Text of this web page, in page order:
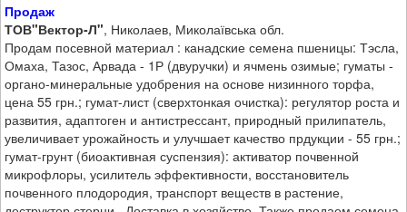
Продаж
ТОВ"Вектор-Л", Николаев, Миколаївська обл.
Продам посевной материал : канадские семена пшеницы: Тэсла,
Омаха, Тазос, Арвада - 1Р (двуручки) и ячмень озимые; гуматы -
органо-минеральные удобрения на основе низинного торфа,
цена 55 грн.; гумат-лист (сверхтонкая очистка): регулятор роста и
развития, адаптоген и антистрессант, природный прилипатель,
увеличивает урожайность и улучшает качество прдукции - 55 грн.;
гумат-грунт (биоактивная суспензия): активатор почвенной
микрофлоры, усилитель эффективности, восстановитель
почвенного плодородия, транспорт веществ в растение,